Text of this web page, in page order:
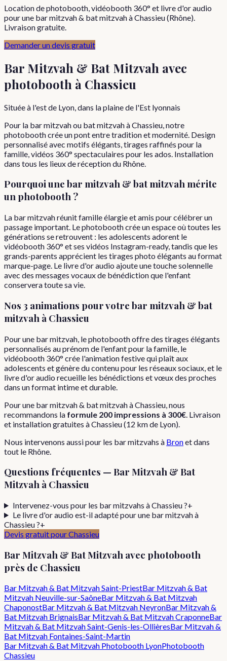
Location de photobooth, vidéobooth 360° et livre d'or audio
pour une bar mitzvah & bat mitzvah à Chassieu (Rhône).
Livraison gratuite.
Demander un devis gratuit
Bar Mitzvah & Bat Mitzvah avec
photobooth à Chassieu
Située à l'est de Lyon, dans la plaine de l'Est lyonnais
Pour la bar mitzvah ou bat mitzvah à Chassieu, notre
photobooth crée un pont entre tradition et modernité. Design
personnalisé avec motifs élégants, tirages raffinés pour la
famille, vidéos 360° spectaculaires pour les ados. Installation
dans tous les lieux de réception du Rhône.
Pourquoiune bar mitzvah & bat mitzvah mérite
un photobooth ?
La bar mitzvah réunit famille élargie et amis pour célébrer un
passage important. Le photobooth crée un espace où toutes les
générations se retrouvent : les adolescents adorent le
vidéobooth 360° et ses vidéos Instagram-ready, tandis que les
grands-parents apprécient les tirages photo élégants au format
marque-page. Le livre d'or audio ajoute une touche solennelle
avec des messages vocaux de bénédiction que l'enfant
conservera toute sa vie.
Nos 3 animations pour votre bar mitzvah & bat
mitzvah à Chassieu
Pour une bar mitzvah, le photobooth offre des tirages élégants
personnalisés au prénom de l'enfant pour la famille, le
vidéobooth 360° crée l'animation festive qui plaît aux
adolescents et génère du contenu pour les réseaux sociaux, et le
livre d'or audio recueille les bénédictions et vœux des proches
dans un format intime et durable.
Pourune bar mitzvah & bat mitzvahàChassieu , nous
recommandons la formule 200 impressions à 300€ . Livraison
et installation gratuites àChassieu(12 km de Lyon).
Nous intervenons aussi pour les bar mitzvahs à Bronet dans
tout le Rhône
Questions fréquentes — Bar Mitzvah & Bat
Mitzvah à Chassieu
Intervenez-vous pour les bar mitzvahs à Chassieu ?+
Le livre d'or audio est-il adapté pour une bar mitzvah à
Chassieu ?+
Devis gratuit pourChassieu
Bar Mitzvah & Bat Mitzvah avec photobooth
près de Chassieu
Bar Mitzvah & Bat MitzvahSaint-PriestBar Mitzvah & Bat
Mitzvah Neuville-sur-SaôneBar Mitzvah & Bat Mitzvah
ChaponostBar Mitzvah & Bat Mitzvah NeyronBar Mitzvah &
Bat Mitzvah BrignaisBar Mitzvah & Bat MitzvahCraponneBar
Mitzvah & Bat MitzvahSaint-Genis-les-OllièresBar Mitzvah &
Bat Mitzvah Fontaines-Saint-Martin
Bar Mitzvah & Bat Mitzvah Photobooth LyonPhotobooth
Chassieu